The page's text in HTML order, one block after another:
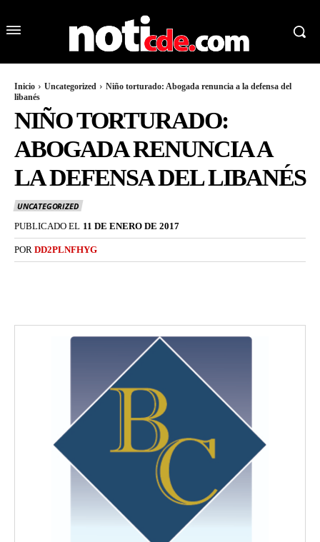
Inicio Uncategorized
Niño torturado: Abogada renuncia a la defensa del
libanés
NIÑO TORTURADO:
ABOGADA RENUNCIA A
LA DEFENSA DEL LIBANÉS
UNCATEGORIZED
PUBLICADO EL 11 DE ENERO DE 2017
POR DD2PLNFHYG